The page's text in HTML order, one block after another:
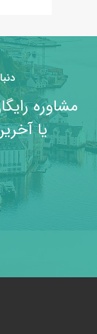
مشاوره
یا